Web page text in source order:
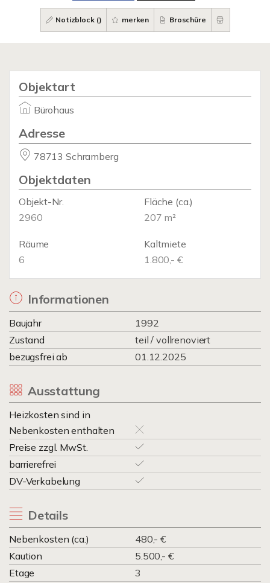
Notizblock () merken Broschüre
Objektart
Bürohaus
Adresse
78713 Schramberg
Objektdaten
Objekt-Nr.
2960
Fläche (ca.)
207 m²
Räume
6
Kaltmiete
1.800,- €
Informationen
Baujahr
1992
Zustand
teil / vollrenoviert
bezugsfrei ab
01.12.2025
Ausstattung
Heizkosten sind in
Nebenkosten enthalten
Preise zzgl. MwSt.
barrierefrei
DV-Verkabelung
Details
Nebenkosten (ca.)
480,- €
Kaution
5.500,- €
Etage
3